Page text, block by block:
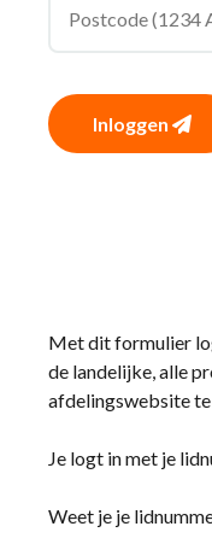
Inloggen
Met dit formulier
de landelijke, alle
afdelingswebsite te
Je logt in met je
Weet je je